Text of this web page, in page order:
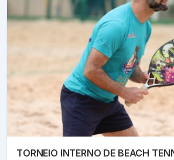
TORNEIO INTERNO DE BEACH